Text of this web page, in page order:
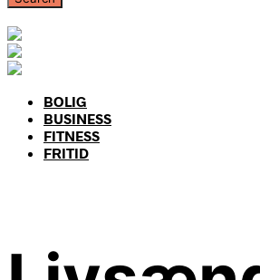
BOLIG
BUSINESS
FITNESS
FRITID